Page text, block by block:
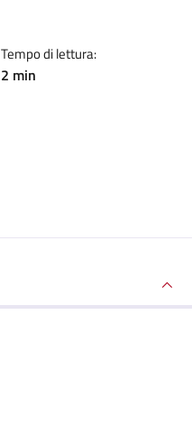
Tempo di lettura:
2 min